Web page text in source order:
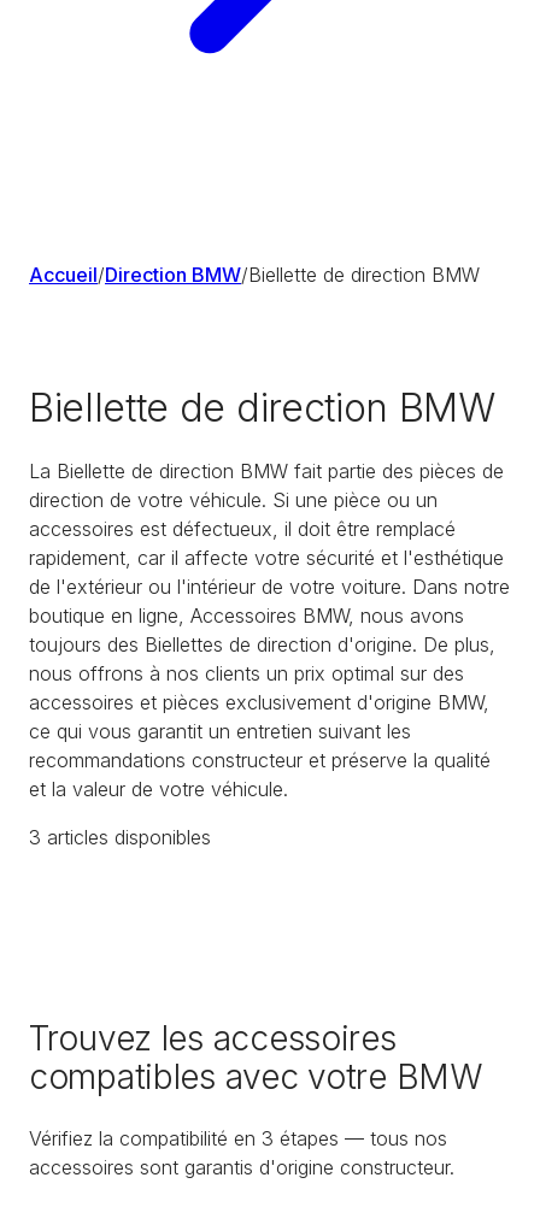
Accueil/Direction BMW/Biellette de direction BMW
Biellette de direction BMW
La Biellette de direction BMW fait partie des pièces de
direction de votre véhicule. Si une pièce ou un
accessoires est défectueux, il doit être remplacé
rapidement, car il affecte votre sécurité et l'esthétique
de l'extérieur ou l'intérieur de votre voiture. Dans notre
boutique en ligne, Accessoires BMW, nous avons
toujours des Biellettes de direction d'origine. De plus,
nous offrons à nos clients un prix optimal sur des
accessoires et pièces exclusivement d'origine BMW,
ce qui vous garantit un entretien suivant les
recommandations constructeur et préserve la qualité
et la valeur de votre véhicule.
3 articles disponibles
Trouvez les accessoires
compatibles avec votre BMW
Vérifiez la compatibilité en 3 étapes — tous nos
accessoires sont garantis d'origine constructeur.